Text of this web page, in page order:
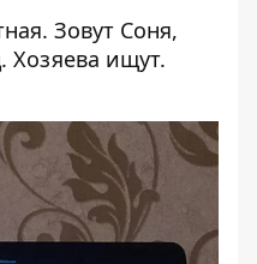
Зовут Соня,
Хозяева ищут.